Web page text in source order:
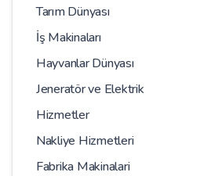
Tarım Dünyası
İş Makinaları
Hayvanlar Dünyası
Jeneratör ve Elektrik
Hizmetler
Nakliye Hizmetleri
Fabrika Makinalari